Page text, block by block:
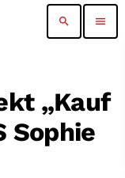
search menu
„Kauf
Sophie